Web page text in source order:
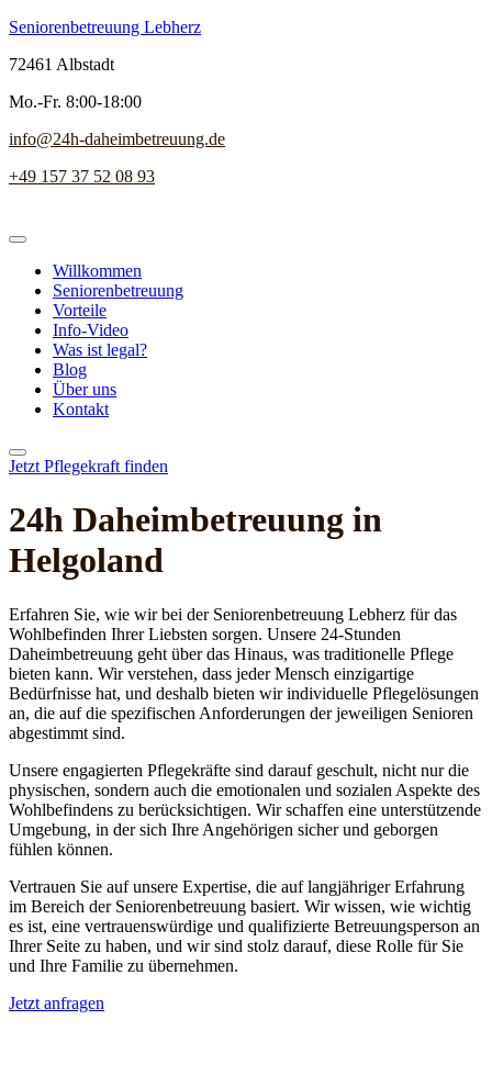
Seniorenbetreuung Lebherz
72461 Albstadt
Mo.-Fr. 8:00-18:00
info@24h-daheimbetreuung.de
+49 157 37 52 08 93
Willkommen
Seniorenbetreuung
Vorteile
Info-Video
Was ist legal?
Blog
Über uns
Kontakt
Jetzt Pflegekraft finden
24h Daheim­betreuung in
Helgoland
Erfahren Sie, wie wir bei der Seniorenbetreuung Lebherz für das
Wohlbefinden Ihrer Liebsten sorgen. Unsere 24-Stunden
Daheimbetreuung geht über das Hinaus, was traditionelle Pflege
bieten kann. Wir verstehen, dass jeder Mensch einzigartige
Bedürfnisse hat, und deshalb bieten wir individuelle Pflegelösungen
an, die auf die spezifischen Anforderungen der jeweiligen Senioren
abgestimmt sind.
Unsere engagierten Pflegekräfte sind darauf geschult, nicht nur die
physischen, sondern auch die emotionalen und sozialen Aspekte des
Wohlbefindens zu berücksichtigen. Wir schaffen eine unterstützende
Umgebung, in der sich Ihre Angehörigen sicher und geborgen
fühlen können.
Vertrauen Sie auf unsere Expertise, die auf langjähriger Erfahrung
im Bereich der Seniorenbetreuung basiert. Wir wissen, wie wichtig
es ist, eine vertrauenswürdige und qualifizierte Betreuungsperson an
Ihrer Seite zu haben, und wir sind stolz darauf, diese Rolle für Sie
und Ihre Familie zu übernehmen.
Jetzt anfragen